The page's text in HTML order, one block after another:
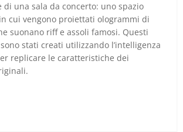
di una sala da concerto: uno spazio
cui vengono proiettati ologrammi di
suonano riff e assoli famosi. Questi
stati creati utilizzando l’intelligenza
replicare le caratteristiche dei